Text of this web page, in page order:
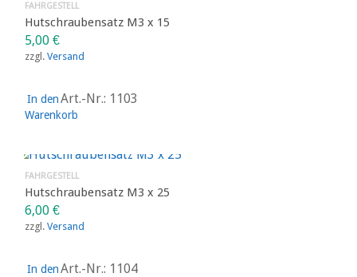
FAHRGESTELL
Hutschraubensatz M3 x 15
5,00 €
zzgl. Versand
In den
Warenkorb
Art.-Nr.: 1103
FAHRGESTELL
Hutschraubensatz M3 x 25
6,00 €
zzgl. Versand
In denArt.-Nr.: 1104